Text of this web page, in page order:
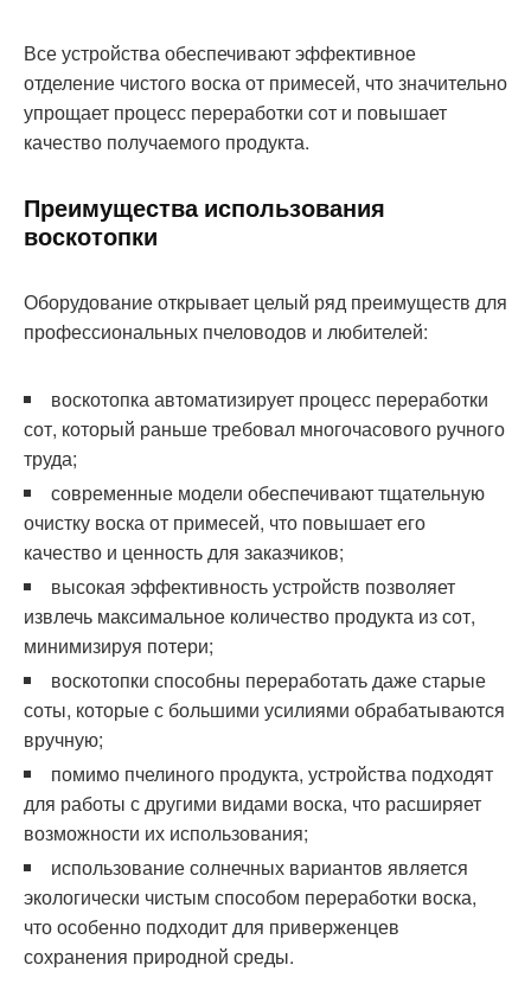
Все устройства обеспечивают эффективное
отделение чистого воска от примесей, что значительно
упрощает процесс переработки сот и повышает
качество получаемого продукта.
Преимущества использования
воскотопки
Оборудование открывает целый ряд преимуществ для
профессиональных пчеловодов и любителей:
воскотопка автоматизирует процесс переработки
сот, который раньше требовал многочасового ручного
труда;
современные модели обеспечивают тщательную
очистку воска от примесей, что повышает его
качество и ценность для заказчиков;
высокая эффективность устройств позволяет
извлечь максимальное количество продукта из сот,
минимизируя потери;
воскотопки способны переработать даже старые
соты, которые с большими усилиями обрабатываются
вручную;
помимо пчелиного продукта, устройства подходят
для работы с другими видами воска, что расширяет
возможности их использования;
использование солнечных вариантов является
экологически чистым способом переработки воска,
что особенно подходит для приверженцев
сохранения природной среды.